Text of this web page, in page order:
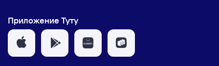
Приложение Туту